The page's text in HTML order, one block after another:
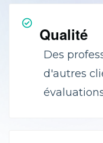
Qualité
Des
d'autres